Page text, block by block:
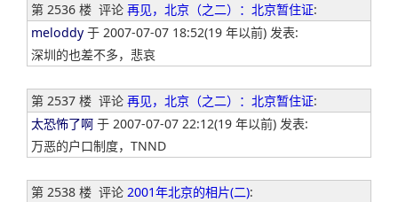
第 2536 楼 评论 再见，北京（之二）：北京暂住证:
meloddy 于 2007-07-07 18:52(19 年以前) 发表:
深圳的也差不多，悲哀
第 2537 楼 评论 再见，北京（之二）：北京暂住证:
太恐怖了啊 于 2007-07-07 22:12(19 年以前) 发表:
万恶的户口制度，TNND
第 2538 楼 评论 2001年北京的相片(二):